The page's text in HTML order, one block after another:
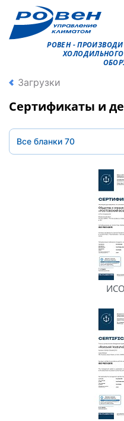
РОВЕН -
Загрузки
Сертификаты и
Все бланки 70